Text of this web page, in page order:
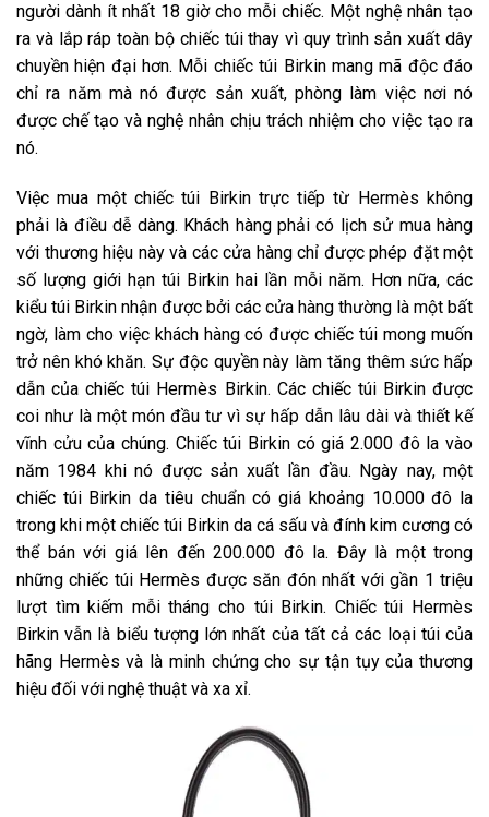
người dành ít nhất 18 giờ cho mỗi chiếc. Một nghệ nhân tạo
ra và lắp ráp toàn bộ chiếc túi thay vì quy trình sản xuất dây
chuyền hiện đại hơn. Mỗi chiếc túi Birkin mang mã độc đáo
chỉ ra năm mà nó được sản xuất, phòng làm việc nơi nó
được chế tạo và nghệ nhân chịu trách nhiệm cho việc tạo ra
nó.
Việc mua một chiếc túi Birkin trực tiếp từ Hermès không
phải là điều dễ dàng. Khách hàng phải có lịch sử mua hàng
với thương hiệu này và các cửa hàng chỉ được phép đặt một
số lượng giới hạn túi Birkin hai lần mỗi năm. Hơn nữa, các
kiểu túi Birkin nhận được bởi các cửa hàng thường là một bất
ngờ, làm cho việc khách hàng có được chiếc túi mong muốn
trở nên khó khăn. Sự độc quyền này làm tăng thêm sức hấp
dẫn của chiếc túi Hermès Birkin. Các chiếc túi Birkin được
coi như là một món đầu tư vì sự hấp dẫn lâu dài và thiết kế
vĩnh cửu của chúng. Chiếc túi Birkin có giá 2.000 đô la vào
năm 1984 khi nó được sản xuất lần đầu. Ngày nay, một
chiếc túi Birkin da tiêu chuẩn có giá khoảng 10.000 đô la
trong khi một chiếc túi Birkin da cá sấu và đính kim cương có
thể bán với giá lên đến 200.000 đô la. Đây là một trong
những chiếc túi Hermès được săn đón nhất với gần 1 triệu
lượt tìm kiếm mỗi tháng cho túi Birkin. Chiếc túi Hermès
Birkin vẫn là biểu tượng lớn nhất của tất cả các loại túi của
hãng Hermès và là minh chứng cho sự tận tụy của thương
hiệu đối với nghệ thuật và xa xỉ.